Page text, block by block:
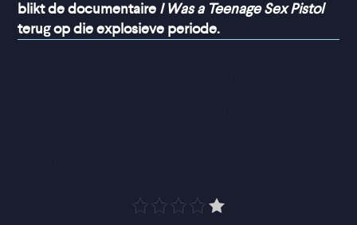
blikt de documentaire I Was a Teenage Sex Pistol
terug op die explosieve periode.